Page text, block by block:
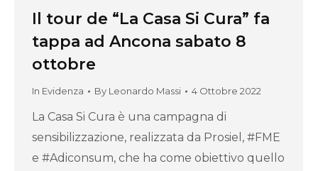
Il tour de “La Casa Si Cura” fa
tappa ad Ancona sabato 8
ottobre
In Evidenza By Leonardo Massi 4 Ottobre 2022
La Casa Si Cura è una campagna di
sensibilizzazione, realizzata da Prosiel, #FME
e #Adiconsum, che ha come obiettivo quello